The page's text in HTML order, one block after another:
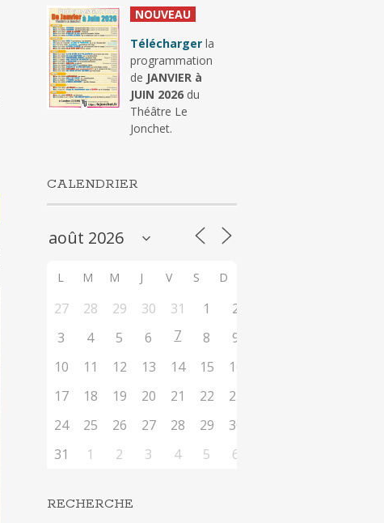
NOUVEAU
Télécharger la
programmation
de JANVIER à
JUIN 2026 du
Théâtre Le
Jonchet.
CALENDRIER
L M M J V S D
27 28 29 30 31 1
2
3
4 5 6 7 8
9
10
11 12 13 14 15
16
17
18 19 20 21 22
23
24
25 26 27 28 29
30
31
1 2 3 4 5 6
RECHERCHE